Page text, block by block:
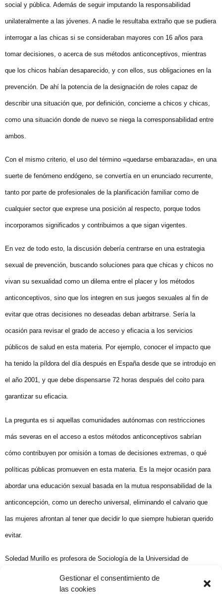
Gestionar el consentimiento de
las cookies
social y pública. Además de seguir imputando la responsabilidad
unilateralmente a las jóvenes. A nadie le resultaba extraño que se pudiera
interrogar a las chicas si se consideraban mayores con 16 años para
tomar decisiones, o acerca de sus métodos anticonceptivos, mientras
que los chicos habían desaparecido, y con ellos, sus obligaciones en la
prevención. De ahí la potencia de la designación de roles capaz de
describir una situación que, por definición, concierne a chicos y chicas,
como una situación donde de nuevo se niega la corresponsabilidad entre
ambos.
Con el mismo criterio, el uso del término «quedarse embarazada», en una
suerte de fenómeno endógeno, se convertía en un enunciado recurrente,
tanto por parte de profesionales de la planificación familiar como de
cualquier sector que exprese una posición al respecto, porque todos
incorporamos significados y contribuimos a que sigan vigentes.
En vez de todo esto, la discusión debería centrarse en una estrategia
sexual de prevención, buscando soluciones para que chicas y chicos no
vivan su sexualidad como un dilema entre el placer y los métodos
anticonceptivos, sino que los integren en sus juegos sexuales al fin de
evitar que otras decisiones no deseadas deban arbitrarse. Sería la
ocasión para revisar el grado de acceso y eficacia a los servicios
públicos de salud en esta materia. Por ejemplo, conocer el impacto que
ha tenido la píldora del día después en España desde que se introdujo en
el año 2001, y que debe dispensarse 72 horas después del coito para
garantizar su eficacia.
La pregunta es si aquellas comunidades autónomas con restricciones
más severas en el acceso a estos métodos anticonceptivos sabrían
cómo contribuyen por omisión a tomas de decisiones extremas, o qué
políticas públicas promueven en esta materia. Es la mejor ocasión para
abordar una educación sexual basada en la mutua responsabilidad de la
anticoncepción, como un derecho universal, eliminando el calvario que
las mujeres afrontan al tener que decidir lo que siempre hubieran querido
evitar.
Soledad Murillo es profesora de Sociología de la Universidad de
Salamanca y miembro del Comité CEDAW de Naciones Unidas.